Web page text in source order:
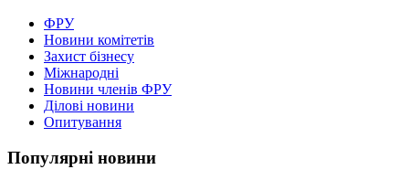
ФРУ
Новини комітетів
Захист бізнесу
Міжнародні
Новини членів ФРУ
Ділові новини
Опитування
Популярні новини